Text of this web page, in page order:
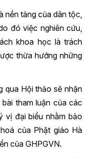
nền tảng của dân tộc,
đó việc nghiên cứu,
khoa học là trách
thừa hưởng những
qua Hội thảo sẽ nhận
tham luận của các
vị đại biểu nhằm bảo
của Phật giáo Hà
của GHPGVN.